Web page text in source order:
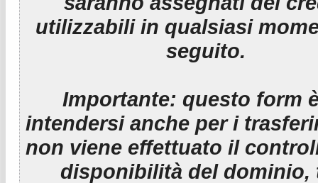
utilizzabili in qualsiasi
seguito.
Importante: questo form
intendersi anche per i
non viene effettuato il
disponibilità del dominio,